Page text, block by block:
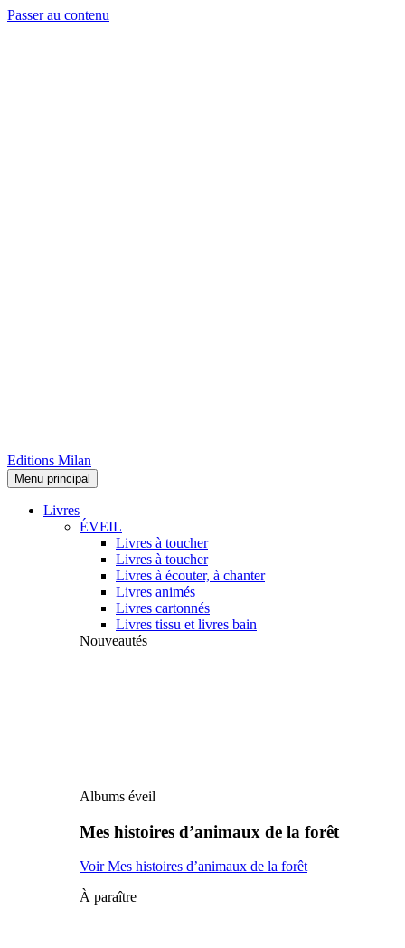
Passer au contenu
Editions Milan
Menu principal
Livres
ÉVEIL
Livres à toucher
Livres à toucher
Livres à écouter, à chanter
Livres animés
Livres cartonnés
Livres tissu et livres bain
Nouveautés
Albums éveil
Mes histoires d’animaux de la forêt
Voir Mes histoires d’animaux de la forêt
À paraître